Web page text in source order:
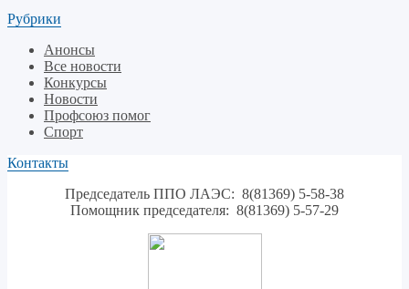
Рубрики
Анонсы
Все новости
Конкурсы
Новости
Профсоюз помог
Спорт
Контакты
Председатель ППО ЛАЭС: 8(81369) 5-58-38
Помощник председателя: 8(81369) 5-57-29